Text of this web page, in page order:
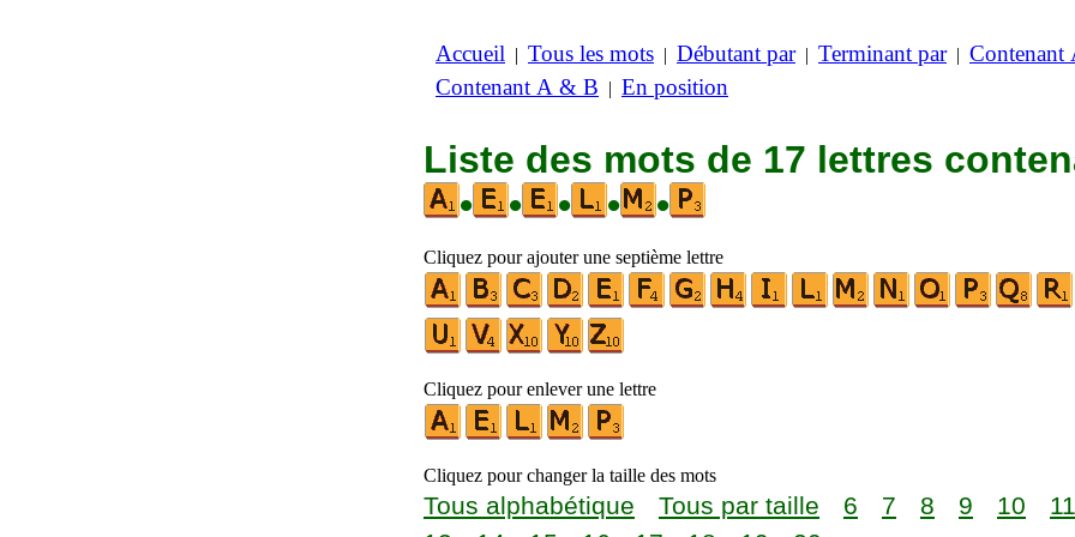
Accueil | Tous les mots | Débutant par| Terminant par| Contenant
Contenant A & B | En position
Liste des mots de 17 lettres
•
• • • •
Cliquez pour ajouter une septième lettre
Cliquez pour enlever une lettre
Cliquez pour changer la taille des mots
Tous alphabétique Tous par taille 6 7 8 9 10 11